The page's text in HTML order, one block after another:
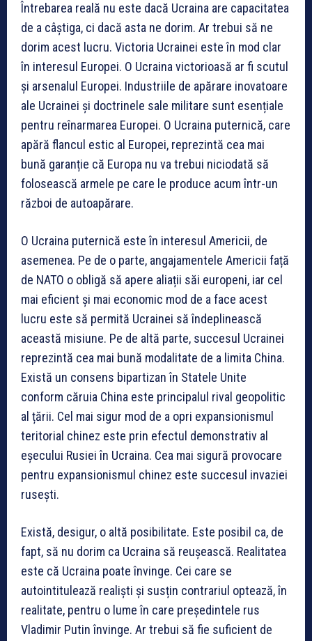
Întrebarea reală nu este dacă Ucraina are capacitatea
de a câștiga, ci dacă asta ne dorim. Ar trebui să ne
dorim acest lucru. Victoria Ucrainei este în mod clar
în interesul Europei. O Ucraina victorioasă ar fi scutul
și arsenalul Europei. Industriile de apărare inovatoare
ale Ucrainei și doctrinele sale militare sunt esențiale
pentru reînarmarea Europei. O Ucraina puternică, care
apără flancul estic al Europei, reprezintă cea mai
bună garanție că Europa nu va trebui niciodată să
folosească armele pe care le produce acum într-un
război de autoapărare.
O Ucraina puternică este în interesul Americii, de
asemenea. Pe de o parte, angajamentele Americii față
de NATO o obligă să apere aliații săi europeni, iar cel
mai eficient și mai economic mod de a face acest
lucru este să permită Ucrainei să îndeplinească
această misiune. Pe de altă parte, succesul Ucrainei
reprezintă cea mai bună modalitate de a limita China.
Există un consens bipartizan în Statele Unite
conform căruia China este principalul rival geopolitic
al țării. Cel mai sigur mod de a opri expansionismul
teritorial chinez este prin efectul demonstrativ al
eșecului Rusiei în Ucraina. Cea mai sigură provocare
pentru expansionismul chinez este succesul invaziei
rusești.
Există, desigur, o altă posibilitate. Este posibil ca, de
fapt, să nu dorim ca Ucraina să reușească. Realitatea
este că Ucraina poate învinge. Cei care se
autointitulează realiști și susțin contrariul optează, în
realitate, pentru o lume în care președintele rus
Vladimir Putin învinge. Ar trebui să fie suficient de